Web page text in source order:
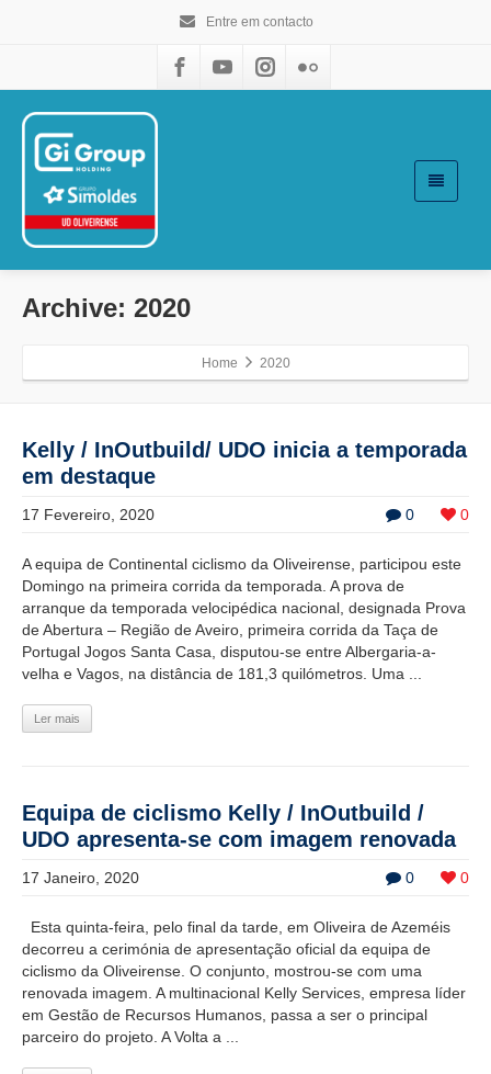
Entre em contacto
Archive: 2020
Home 2020
Kelly / InOutbuild/ UDO inicia a temporada
em destaque
0 0
17 Fevereiro, 2020
A equipa de Continental ciclismo da Oliveirense, participou este
Domingo na primeira corrida da temporada. A prova de
arranque da temporada velocipédica nacional, designada Prova
de Abertura – Região de Aveiro, primeira corrida da Taça de
Portugal Jogos Santa Casa, disputou-se entre Albergaria-a-
velha e Vagos, na distância de 181,3 quilómetros. Uma ...
Ler mais
Equipa de ciclismo Kelly / InOutbuild /
UDO apresenta-se com imagem renovada
0 0
17 Janeiro, 2020
Esta quinta-feira, pelo final da tarde, em Oliveira de Azeméis
decorreu a cerimónia de apresentação oficial da equipa de
ciclismo da Oliveirense. O conjunto, mostrou-se com uma
renovada imagem. A multinacional Kelly Services, empresa líder
em Gestão de Recursos Humanos, passa a ser o principal
parceiro do projeto. A Volta a ...